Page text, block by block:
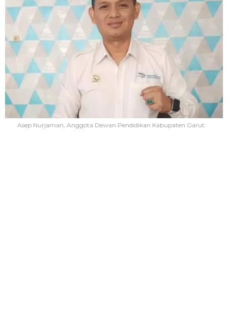
Asep Nurjaman, Anggota Dewan Pendidikan Kabupaten Garut.